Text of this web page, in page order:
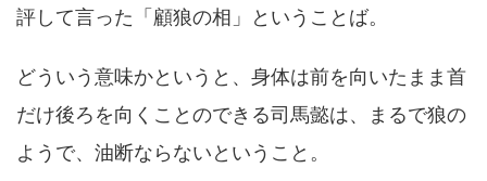
評して言った「顧狼の相」ということば。
どういう意味かというと、身体は前を向いたまま首
だけ後ろを向くことのできる司馬懿は、まるで狼の
ようで、油断ならないということ。